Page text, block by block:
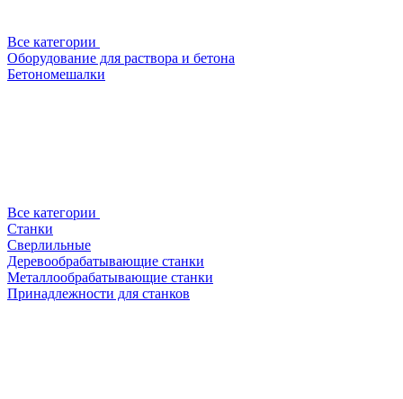
Все категории
Оборудование для раствора и бетона
Бетономешалки
Все категории
Станки
Сверлильные
Деревообрабатывающие станки
Металлообрабатывающие станки
Принадлежности для станков